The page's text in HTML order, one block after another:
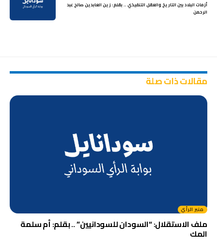
أزمات البلاد بين التاريخ والعقل التنفيذي .. بقلم: زين العابدين صالح عبد
الرحمن
مقالات ذات صلة
منبر الرأي
ملف الاستقلال: “السودان للسودانيين” .. بقلم: أم سلمة
المك